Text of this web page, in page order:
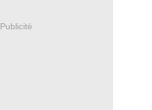
Publicité